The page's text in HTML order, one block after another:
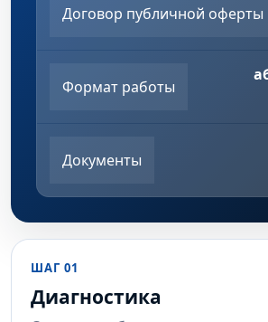
Договор публичной оферты
Формат работы
Документы
ШАГ 01
Диагностика